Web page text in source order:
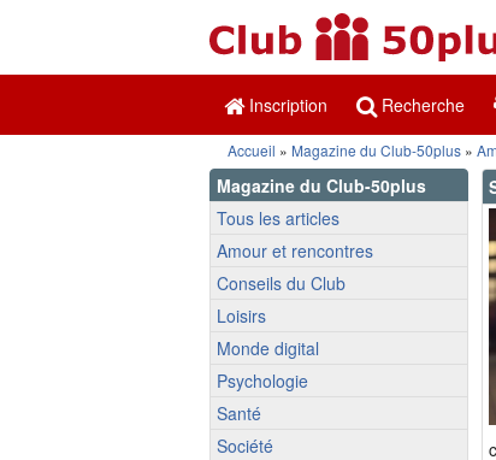
Inscription Recherche
Accueil » Magazine du Club-50plus »
Magazine du Club-50plus
Tous les articles
Amour et rencontres
Conseils du Club
Loisirs
Monde digital
Psychologie
Santé
Société